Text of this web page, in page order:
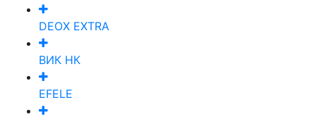
DEOX EXTRA
ВИК НК
EFELE